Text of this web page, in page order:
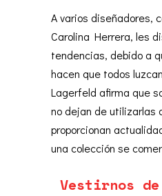
A varios diseñadores,
Carolina Herrera, les
tendencias, debido a
hacen que todos
Lagerfeld afirma que
no dejan de utilizarlas
proporcionan
una colección se
Vestirnos de